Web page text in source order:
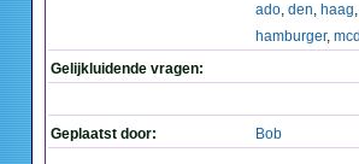
ado, den, haag,
hamburger,
Gelijkluidende vragen:
Geplaatst door: Bob